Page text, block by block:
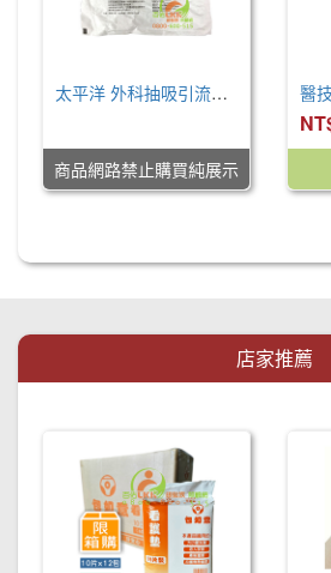
太平洋 外科抽吸引流管(滅菌)
商品網路禁止購買純展示
店家推薦